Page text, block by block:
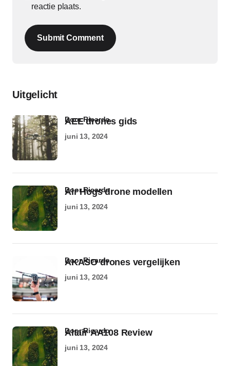
reactie plaats.
Submit Comment
Uitgelicht
AEE drones gids
door Ricardo
juni 13, 2024
Air Hogs drone modellen
door Ricardo
juni 13, 2024
AKASO drones vergelijken
door Ricardo
juni 13, 2024
Altair AA108 Review
door Ricardo
juni 13, 2024